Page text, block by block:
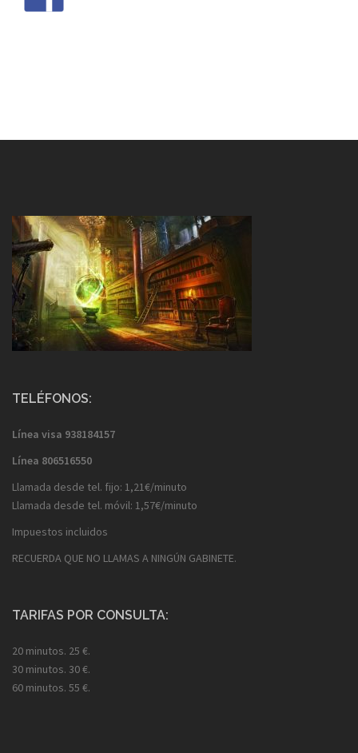
TELÉFONOS:
Línea visa 938184157
Línea 806516550
Llamada desde tel. fijo: 1,21€/minuto
Llamada desde tel. móvil: 1,57€/minuto
Impuestos incluidos
RECUERDA QUE NO LLAMAS A NINGÚN GABINETE.
TARIFAS POR CONSULTA:
20 minutos. 25 €.
30 minutos. 30 €.
60 minutos. 55 €.